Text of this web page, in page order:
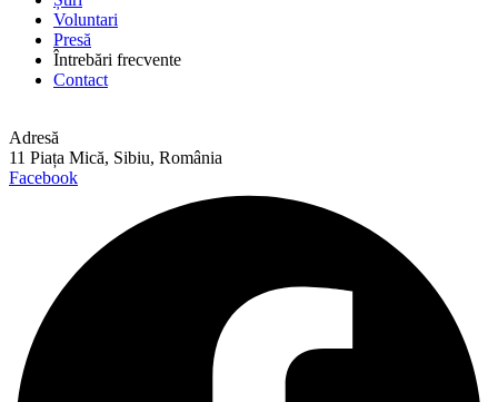
Voluntari
Presă
Întrebări frecvente
Contact
Adresă
11 Piața Mică, Sibiu, România
Facebook